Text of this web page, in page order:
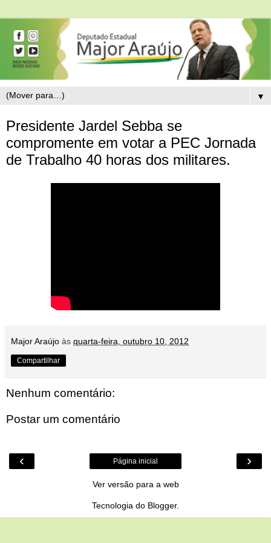
▼
Presidente Jardel Sebba se
compromente em votar a PEC Jornada
de Trabalho 40 horas dos militares.
Major Araújo às quarta-feira, outubro 10, 2012
Compartilhar
Nenhum comentário:
Postar um comentário
‹ ›
Página inicial
Ver versão para a web
Tecnologia do Blogger.